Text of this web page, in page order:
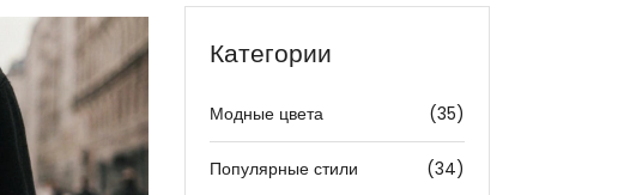
Категории
Модные цвета (35)
Популярные стили (34)